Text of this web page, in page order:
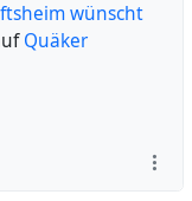
wünscht
Quäker